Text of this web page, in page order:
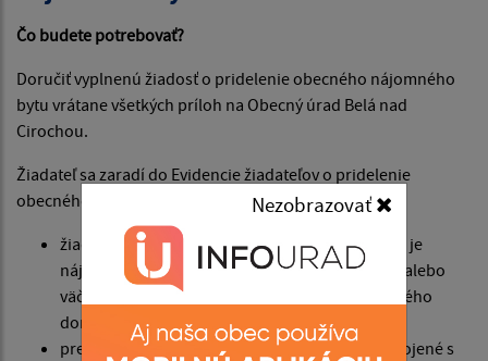
Nezobrazovať
Čo budete potrebovať?
Doručiť vyplnenú žiadosť o pridelenie obecného nájomného
bytu vrátane všetkých príloh na Obecný úrad Belá nad
Cirochou.
Žiadateľ sa zaradí do Evidencie žiadateľov o pridelenie
obecného nájomného bytu, ak:
žiadateľ alebo jeho manžel/ka, druh/družka nie je
nájomcom nájomného bytu a nie je vlastníkom alebo
väčšinovým spoluvlastníkom bytu alebo rodinného
domu,
preukáže schopnosť platiť nájomné a služby spojené s